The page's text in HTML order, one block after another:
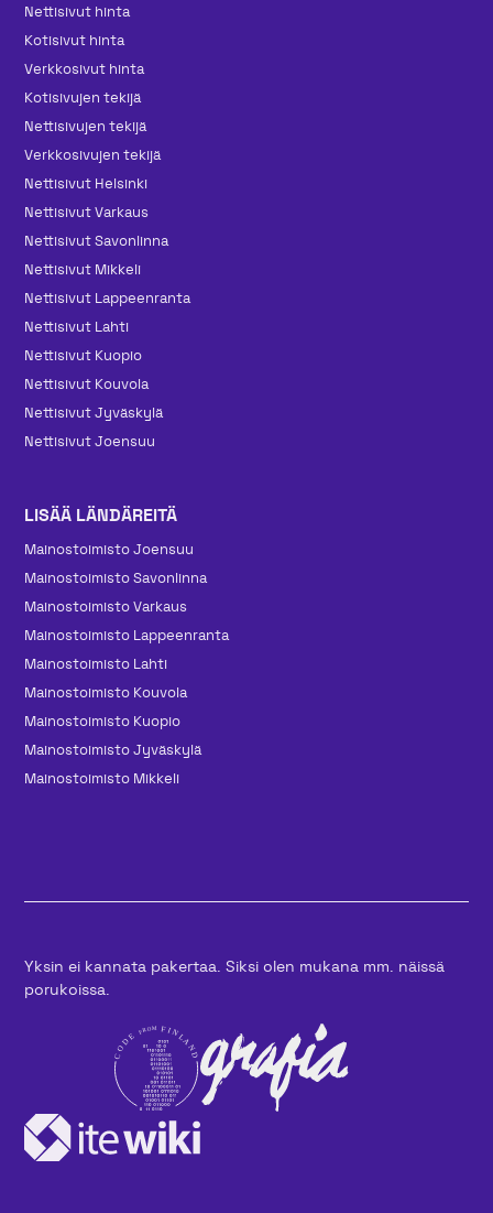
Nettisivut hinta
Kotisivut hinta
Verkkosivut hinta
Kotisivujen tekijä
Nettisivujen tekijä
Verkkosivujen tekijä
Nettisivut Helsinki
Nettisivut Varkaus
Nettisivut Savonlinna
Nettisivut Mikkeli
Nettisivut Lappeenranta
Nettisivut Lahti
Nettisivut Kuopio
Nettisivut Kouvola
Nettisivut Jyväskylä
Nettisivut Joensuu
LISÄÄ LÄNDÄREITÄ
Mainos­toimisto Joensuu
Mainos­toimisto Savonlinna
Mainos­toimisto Varkaus
Mainos­toimisto Lappeenranta
Mainos­toimisto Lahti
Mainos­toimisto Kouvola
Mainos­toimisto Kuopio
Mainos­toimisto Jyväskylä
Mainos­toimisto Mikkeli
Yksin ei kannata pakertaa. Siksi olen mukana mm. näissä
porukoissa.